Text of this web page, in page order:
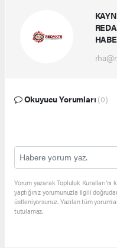
Okuyucu Yorumları (0)
Yorum yazarak Topluluk
yaptığınız yorumunuzla ilgili
üstleniyorsunuz. Yazılan tüm
tutulamaz.